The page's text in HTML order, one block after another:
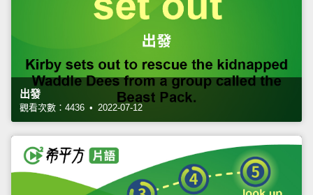
出發
觀看次數：4436 • 2022-07-12